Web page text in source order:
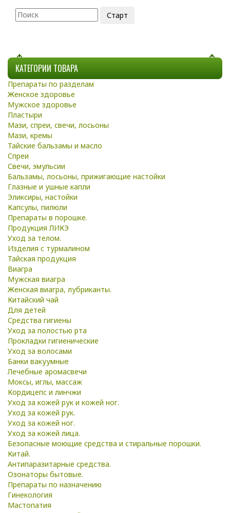
КАТЕГОРИИ ТОВАРА
Препараты по разделам
Женское здоровье
Мужское здоровье
Пластыри
Мази, спреи, свечи, лосьоны
Мази, кремы
Тайские бальзамы и масло
Спреи
Свечи, эмульсии
Бальзамы, лосьоны, прижигающие настойки
Глазные и ушные капли
Эликсиры, настойки
Капсулы, пилюли
Препараты в порошке.
Продукция ЛИКЭ
Уход за телом.
Изделия с турмалином
Тайская продукция
Виагра
Мужская виагра
Женская виагра, лубриканты.
Китайский чай
Для детей
Средства гигиены
Уход за полостью рта
Прокладки гигиенические
Уход за волосами
Банки вакуумные
Лечебные аромасвечи
Моксы, иглы, массаж
Кордицепс и линчжи
Уход за кожей рук и кожей ног.
Уход за кожей рук.
Уход за кожей ног.
Уход за кожей лица.
Безопасные моющие средства и стиральные порошки.
Китай.
Антипаразитарные средства.
Озонаторы бытовые.
Препараты по назначению
Гинекология
Мастопатия